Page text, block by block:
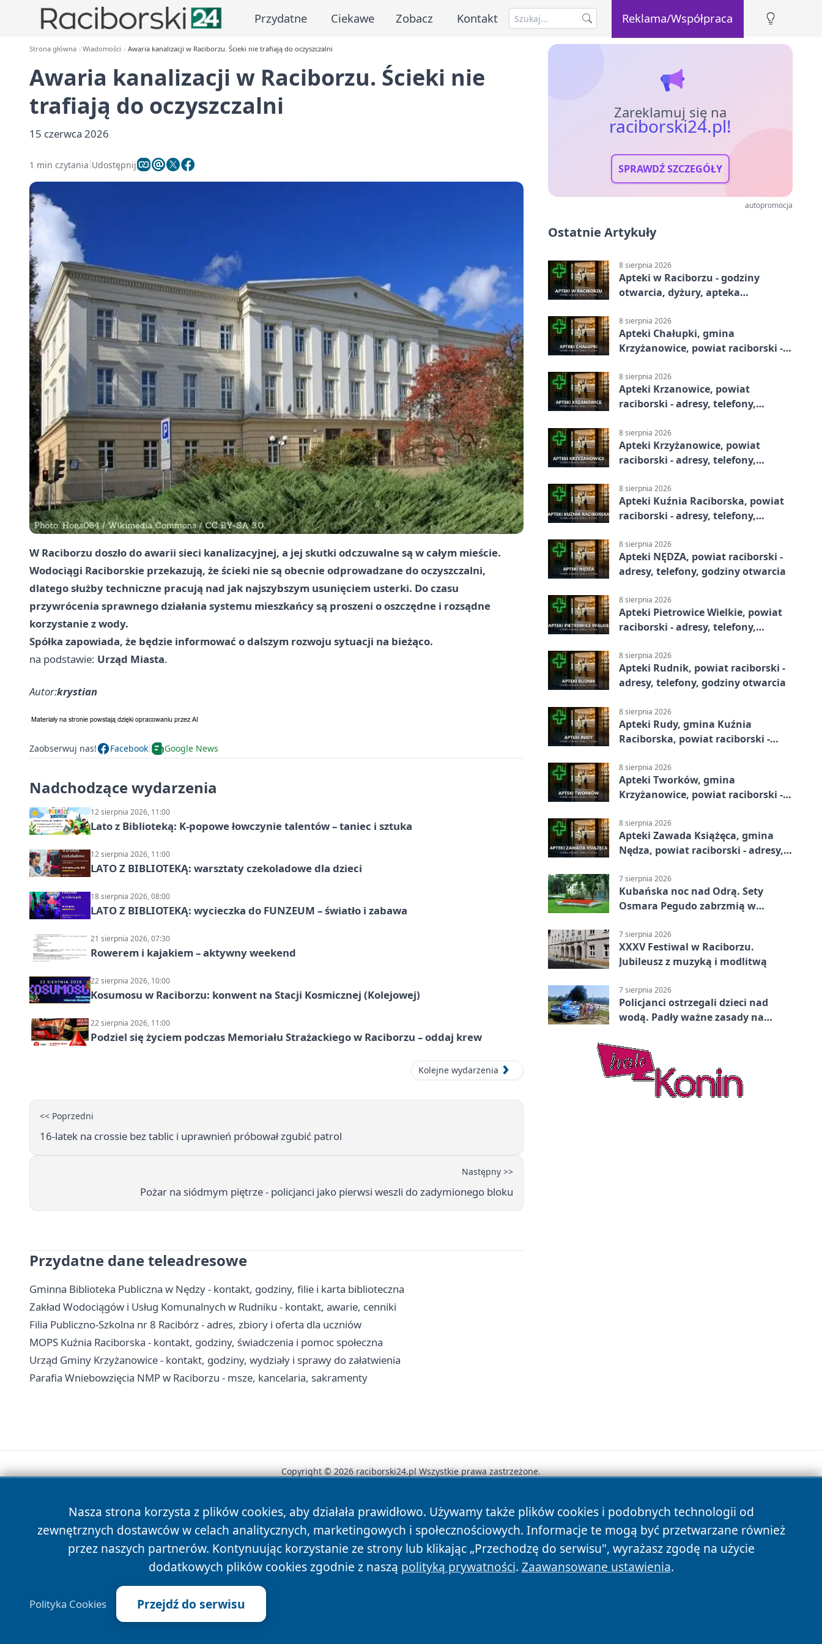
Przydatne Ciekawe Zobacz Kontakt Reklama/Współpraca
Strona główna Wiadomości Awaria kanalizacji w Raciborzu. Ścieki nie trafiają do oczyszczalni
Awaria kanalizacji w Raciborzu. Ścieki nie
trafiają do oczyszczalni
15 czerwca 2026
1 min czytania Udostępnij
W Raciborzu doszło do awarii sieci kanalizacyjnej, a jej skutki odczuwalne są w całym mieście.
Wodociągi Raciborskie przekazują, że ścieki nie są obecnie odprowadzane do oczyszczalni,
dlatego służby techniczne pracują nad jak najszybszym usunięciem usterki. Do czasu
przywrócenia sprawnego działania systemu mieszkańcy są proszeni o oszczędne i rozsądne
korzystanie z wody.
Spółka zapowiada, że będzie informować o dalszym rozwoju sytuacji na bieżąco.
na podstawie: Urząd Miasta.
Autor:krystian
Zaobserwuj nas! Facebook Google News
Nadchodzące wydarzenia
12 sierpnia 2026, 11:00
Lato z Biblioteką: K-popowe łowczynie talentów – taniec i sztuka
12 sierpnia 2026, 11:00
LATO Z BIBLIOTEKĄ: warsztaty czekoladowe dla dzieci
18 sierpnia 2026, 08:00
LATO Z BIBLIOTEKĄ: wycieczka do FUNZEUM – światło i zabawa
21 sierpnia 2026, 07:30
Rowerem i kajakiem – aktywny weekend
22 sierpnia 2026, 10:00
Kosumosu w Raciborzu: konwent na Stacji Kosmicznej (Kolejowej)
22 sierpnia 2026, 11:00
Podziel się życiem podczas Memoriału Strażackiego w Raciborzu – oddaj krew
Kolejne wydarzenia
<< Poprzedni
16-latek na crossie bez tablic i uprawnień próbował zgubić patrol
Następny >>
Pożar na siódmym piętrze - policjanci jako pierwsi weszli do zadymionego bloku
Przydatne dane teleadresowe
Gminna Biblioteka Publiczna w Nędzy - kontakt, godziny, filie i karta biblioteczna
Zakład Wodociągów i Usług Komunalnych w Rudniku - kontakt, awarie, cenniki
Filia Publiczno-Szkolna nr 8 Racibórz - adres, zbiory i oferta dla uczniów
MOPS Kuźnia Raciborska - kontakt, godziny, świadczenia i pomoc społeczna
Urząd Gminy Krzyżanowice - kontakt, godziny, wydziały i sprawy do załatwienia
Parafia Wniebowzięcia NMP w Raciborzu - msze, kancelaria, sakramenty
Zareklamuj się na
raciborski24.pl!
SPRAWDŹ SZCZEGÓŁY
autopromocja
Ostatnie Artykuły
8 sierpnia 2026
Apteki w Raciborzu - godziny
otwarcia, dyżury, apteka
8 sierpnia 2026
Apteki Chałupki, gmina
Krzyżanowice, powiat raciborski -
8 sierpnia 2026
Apteki Krzanowice, powiat
raciborski - adresy, telefony,
8 sierpnia 2026
Apteki Krzyżanowice, powiat
raciborski - adresy, telefony,
8 sierpnia 2026
Apteki Kuźnia Raciborska, powiat
raciborski - adresy, telefony,
8 sierpnia 2026
Apteki NĘDZA, powiat raciborski -
adresy, telefony, godziny otwarcia
8 sierpnia 2026
Apteki Pietrowice Wielkie, powiat
raciborski - adresy, telefony,
8 sierpnia 2026
Apteki Rudnik, powiat raciborski -
adresy, telefony, godziny otwarcia
8 sierpnia 2026
Apteki Rudy, gmina Kuźnia
Raciborska, powiat raciborski -
8 sierpnia 2026
Apteki Tworków, gmina
Krzyżanowice, powiat raciborski -
8 sierpnia 2026
Apteki Zawada Książęca, gmina
Nędza, powiat raciborski - adresy,
7 sierpnia 2026
Kubańska noc nad Odrą. Sety
Osmara Pegudo zabrzmią w
7 sierpnia 2026
XXXV Festiwal w Raciborzu.
Jubileusz z muzyką i modlitwą
7 sierpnia 2026
Policjanci ostrzegali dzieci nad
wodą. Padły ważne zasady na
Nasza strona korzysta z plików cookies, aby działała prawidłowo. Używamy także plików cookies i podobnych technologii od
zewnętrznych dostawców w celach analitycznych, marketingowych i społecznościowych. Informacje te mogą być przetwarzane również
przez naszych partnerów. Kontynuując korzystanie ze strony lub klikając „Przechodzę do serwisu", wyrażasz zgodę na użycie
dodatkowych plików cookies zgodnie z naszą polityką prywatności. Zaawansowane ustawienia.
Polityka Cookies Przejdź do serwisu
Copyright © 2026 raciborski24.pl Wszystkie prawa zastrzeżone.
News Autorzy Polityka Prywatności Polityka Cookies